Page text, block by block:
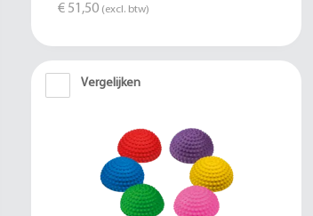
€ 51,50 (excl. btw)
Vergelijken